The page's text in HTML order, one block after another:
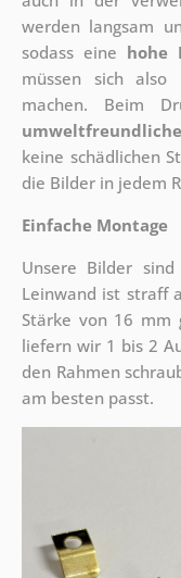
werden langsam
sodass eine hohe
müssen sich also
machen. Beim
keine schädlichen
die Bilder in jedem
Einfache Montage
Unsere Bilder
Leinwand ist straff
Stärke von 16 mm
liefern wir 1 bis 2
den Rahmen
am besten passt.